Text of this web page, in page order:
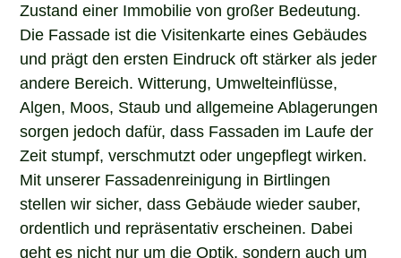
Zustand einer Immobilie von großer Bedeutung.
Die Fassade ist die Visitenkarte eines Gebäudes
und prägt den ersten Eindruck oft stärker als jeder
andere Bereich. Witterung, Umwelteinflüsse,
Algen, Moos, Staub und allgemeine Ablagerungen
sorgen jedoch dafür, dass Fassaden im Laufe der
Zeit stumpf, verschmutzt oder ungepflegt wirken.
Mit unserer Fassadenreinigung in Birtlingen
stellen wir sicher, dass Gebäude wieder sauber,
ordentlich und repräsentativ erscheinen. Dabei
geht es nicht nur um die Optik, sondern auch um